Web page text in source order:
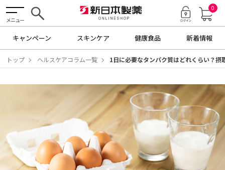
メニュー
0
キャンペーン スキンケア 健康食品 新着情報
トップ ヘルスケアコラム一覧 1日に必要なタンパク質はどれくらい？